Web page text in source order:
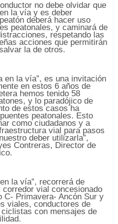
no debe olvidar que
la vía y es deber
deberá hacer uso
peatonales, y caminará de
respetando las
acciones que permitirán
la de otros.
en la vía”, es una invitación
en estos 6 años de
hemos tenido 58
y lo paradójico de
de estos casos ha
peatonales. Esto
como ciudadanos y a
vial para pasos
deber utilizarla”,
Contreras, Director de
la vía”, recorrerá de
vial concesionado
C- Primavera- Ancón Sur y
viales, conductores de
con mensajes de